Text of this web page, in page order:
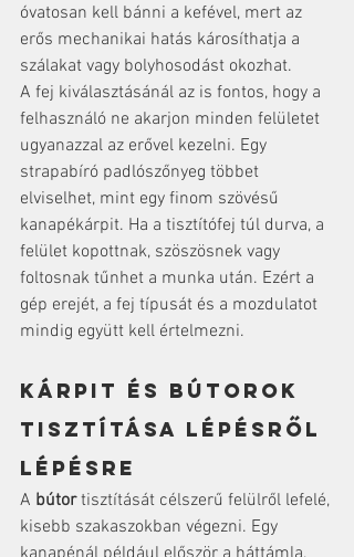
óvatosan kell bánni a kefével, mert az
erős mechanikai hatás károsíthatja a
szálakat vagy bolyhosodást okozhat.
A fej kiválasztásánál az is fontos, hogy a
felhasználó ne akarjon minden felületet
ugyanazzal az erővel kezelni. Egy
strapabíró padlószőnyeg többet
elviselhet, mint egy finom szövésű
kanapékárpit. Ha a tisztítófej túl durva, a
felület kopottnak, szöszösnek vagy
foltosnak tűnhet a munka után. Ezért a
gép erejét, a fej típusát és a mozdulatot
mindig együtt kell értelmezni.
Kárpit és bútorok
tisztítása lépésről
lépésre
A bútor tisztítását célszerű felülről lefelé,
kisebb szakaszokban végezni. Egy